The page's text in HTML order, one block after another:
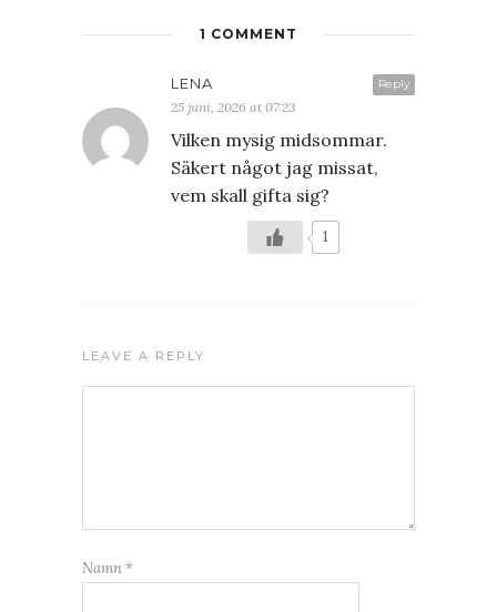
1 COMMENT
Reply
LENA
25 juni, 2026 at 07:23
Vilken mysig midsommar.
Säkert något jag missat,
vem skall gifta sig?
1
LEAVE A REPLY
Namn *